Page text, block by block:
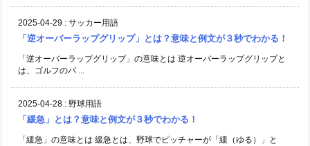
2025-04-29 : サッカー用語
「逆オーバーラップグリップ」とは？意味と例文が３秒でわかる！
「逆オーバーラップグリップ」の意味とは 逆オーバーラップグリップと
は、ゴルフのパ ...
2025-04-28 : 野球用語
「緩急」とは？意味と例文が３秒でわかる！
「緩急」の意味とは 緩急とは、野球でピッチャーが「緩（ゆる）」と